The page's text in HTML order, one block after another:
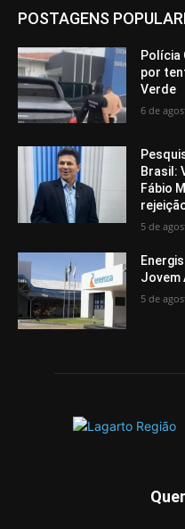
POSTAGENS
Polícia
por
Verde
6 de
Brasil:
Fábio
5 de
Jovem
5 de